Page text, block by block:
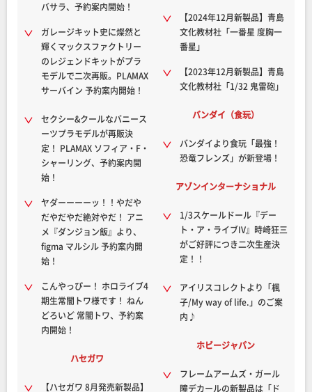
バサラ、予約案内開始！
ガレージキット史に燦然と
輝くマックスファクトリー
のレジェンドキットがプラ
モデルで二次再販。PLAMAX
サーバイン 予約案内開始！
セクシー&クールなバニース
ーツプラモデルが再販決
定！ PLAMAX ソフィア・F・
シャーリング、予約案内開
始！
ヤダーーーーッ！！やだや
だやだやだ絶対やだ！ アニ
メ『ダンジョン飯』より、
figma マルシル 予約案内開
始！
こんやっぴー！ ホロライブ4
期生常闇トワ様です！ ねん
どろいど 常闇トワ、予約案
内開始！
ハセガワ
【ハセガワ 8月発売新製品】
【2024年12月新製品】青島
文化教材社「一番星 度胸一
番星」
【2023年12月新製品】青島
文化教材社「1/32 鬼雷砲」
バンダイ（食玩）
バンダイより食玩「最強！
恐竜フレンズ」が新登場！
アゾンインターナショナル
1/3スケールドール『デー
ト・ア・ライブIV』時崎狂三
がご好評につき二次生産決
定！！
アイリスコレクトより「楓
子/My way of life.」のご案
内♪
ホビージャパン
フレームアームズ・ガール
瞳デカールの新製品は「ド